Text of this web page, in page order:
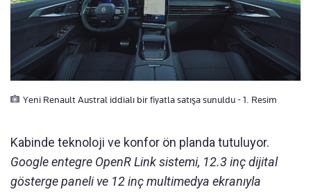
Yeni Renault Austral iddialı bir fiyatla satışa sunuldu - 1. Resim
Kabinde teknoloji ve konfor ön planda tutuluyor.
Google entegre OpenR Link sistemi, 12.3 inç dijital
gösterge paneli ve 12 inç multimedya ekranıyla